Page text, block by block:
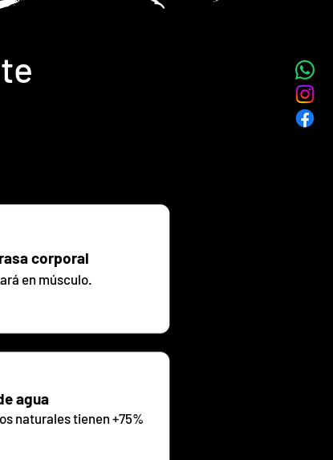
corporal
en músculo.
agua
naturales tienen +75%